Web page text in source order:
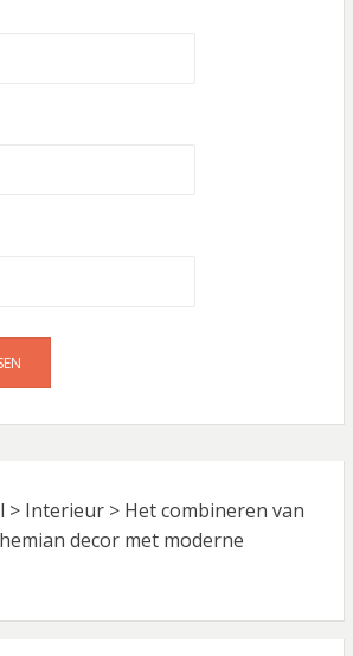
> Interieur> Het combineren van
decor met moderne